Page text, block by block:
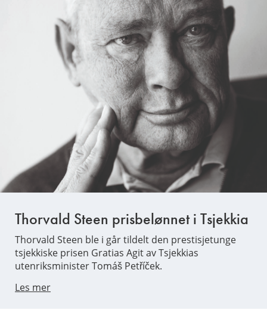
Thorvald Steen prisbelønnet i Tsjekkia
Thorvald Steen ble i går tildelt den prestisjetunge
tsjekkiske prisen Gratias Agit av Tsjekkias
utenriksminister Tomáš Petříček.
Les mer